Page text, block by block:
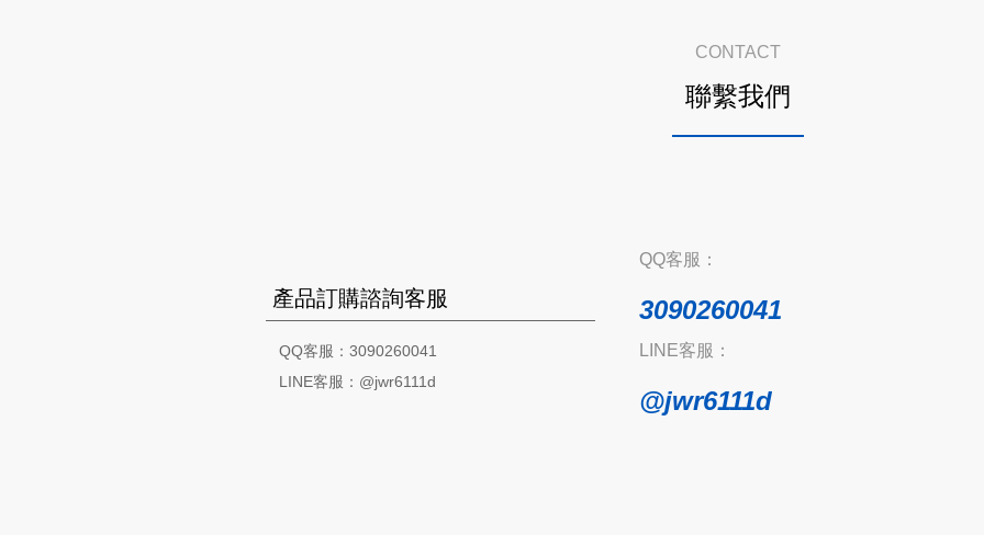
CONTACT
聯繫我們
產品訂購諮詢客服
QQ客服：3090260041
LINE客服：@jwr6111d
QQ客服：
3090260041
LINE客服：
@jwr6111d